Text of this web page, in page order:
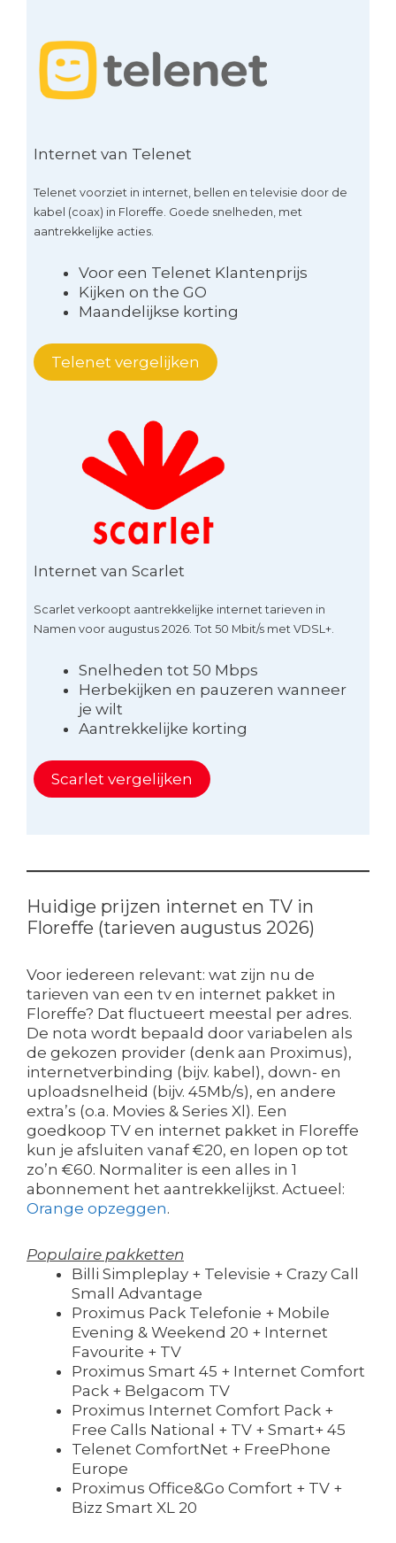
Internet van Telenet
Telenet voorziet in internet, bellen en televisie door de
kabel (coax) in Floreffe. Goede snelheden, met
aantrekkelijke acties.
Voor een Telenet Klantenprijs
Kijken on the GO
Maandelijkse korting
Telenet vergelijken
Internet van Scarlet
Scarlet verkoopt aantrekkelijke internet tarieven in
Namen voor augustus 2026. Tot 50 Mbit/s met VDSL+.
Snelheden tot 50 Mbps
Herbekijken en pauzeren wanneer
je wilt
Aantrekkelijke korting
Scarlet vergelijken
Huidige prijzen internet en TV in
Floreffe (tarieven augustus 2026)
Voor iedereen relevant: wat zijn nu de
tarieven van een tv en internet pakket in
Floreffe? Dat fluctueert meestal per adres.
De nota wordt bepaald door variabelen als
de gekozen provider (denk aan Proximus),
internetverbinding (bijv. kabel), down- en
uploadsnelheid (bijv. 45Mb/s), en andere
extra’s (o.a. Movies & Series Xl). Een
goedkoop TV en internet pakket in Floreffe
kun je afsluiten vanaf €20, en lopen op tot
zo’n €60. Normaliter is een alles in 1
abonnement het aantrekkelijkst. Actueel:
Orange opzeggen.
Populaire pakketten
Billi Simpleplay + Televisie + Crazy Call
Small Advantage
Proximus Pack Telefonie + Mobile
Evening & Weekend 20 + Internet
Favourite + TV
Proximus Smart 45 + Internet Comfort
Pack + Belgacom TV
Proximus Internet Comfort Pack +
Free Calls National + TV + Smart+ 45
Telenet ComfortNet + FreePhone
Europe
Proximus Office&Go Comfort + TV +
Bizz Smart XL 20